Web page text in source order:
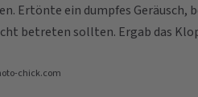
Ertönte ein dumpfes Geräusch,
betreten sollten. Ergab das
chick.com